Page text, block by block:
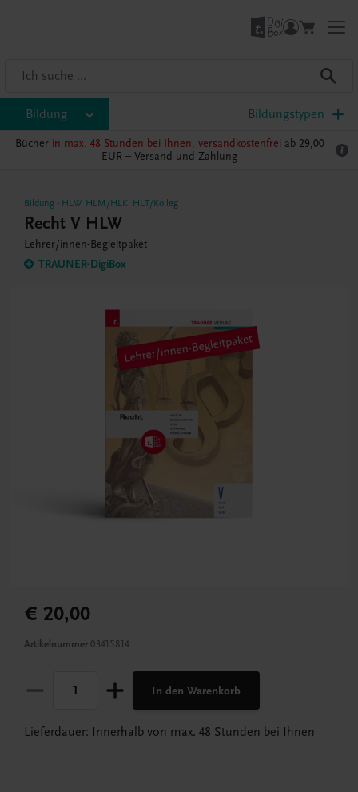
Bildung Bildungstypen
Bücher in max. 48 Stunden bei Ihnen, versandkostenfrei ab 29,00
EUR – Versand und Zahlung
Bildung - HLW, HLM/HLK, HLT/Kolleg
Recht V HLW
Lehrer/innen-Begleitpaket
TRAUNER-DigiBox
€ 20,00
Artikelnummer 03415814
In den Warenkorb
Lieferdauer: Innerhalb von max. 48 Stunden bei Ihnen